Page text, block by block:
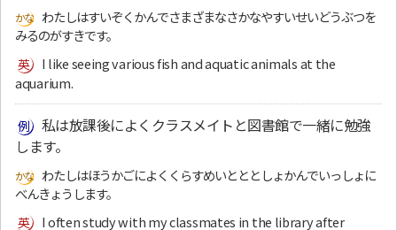
わたしはすいぞくかんでさまざまなさかなやすいせいどうぶつを
みるのがすきです。
I like seeing various fish and aquatic animals at the
aquarium.
私は放課後によくクラスメイトと図書館で一緒に勉強
します。
わたしはほうかごによくくらすめいとととしょかんでいっしょに
べんきょうします。
I often study with my classmates in the library after